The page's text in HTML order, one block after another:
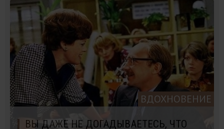
ВДОХНОВЕНИЕ
ВЫ ДАЖЕ НЕ ДОГАДЫВАЕТЕСЬ, ЧТО